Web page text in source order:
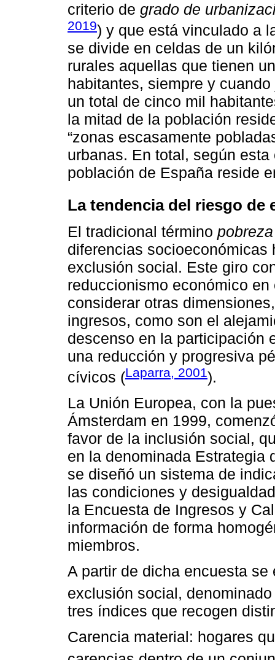
criterio de grado de
2019) y que está vinculado a
se divide en celdas de un
rurales aquellas que tienen
habitantes, siempre y
un total de cinco mil
la mitad de la población
“zonas escasamente
urbanas. En total, según
población de España reside
La tendencia del riesgo de
El tradicional término pobreza
diferencias
exclusión social. Este giro
reduccionismo económico
considerar otras
ingresos, como son el
descenso en la participación
una reducción y progresiva
cívicos (Laparra, 2001).
La Unión Europea, con la
Ámsterdam en 1999,
favor de la inclusión social,
en la denominada Estrategia
se diseñó un sistema de
las condiciones y
la Encuesta de Ingresos y
información de forma
miembros.
A partir de dicha encuesta
exclusión social,
tres índices que recogen
Carencia material: hogares